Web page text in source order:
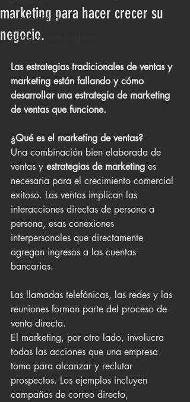
Tu comunidad
Consejos para bloguear
marketing para hacer crecer su
negocio.
Las estrategias tradicionales de ventas y
marketing están fallando y cómo
desarrollar una estrategia de marketing
de ventas que funcione.
¿Qué es el marketing de ventas?
Una combinación bien elaborada de
ventas y estrategias de marketing es
necesaria para el crecimiento comercial
exitoso. Las ventas implican las
interacciones directas de persona a
persona, esas conexiones
interpersonales que directamente
agregan ingresos a las cuentas
bancarias.
Las llamadas telefónicas, las redes y las
reuniones forman parte del proceso de
venta directa.
El marketing, por otro lado, involucra
todas las acciones que una empresa
toma para alcanzar y reclutar
prospectos. Los ejemplos incluyen
campañas de correo directo,